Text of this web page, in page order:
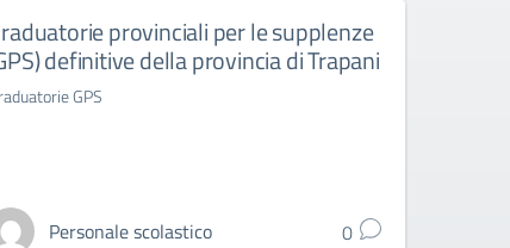
provinciali per le supplenze
definitive della provincia di Trapani
GPS
Personale scolastico 0